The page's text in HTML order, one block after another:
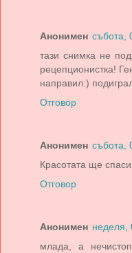
Анонимен събота,
тази снимка не
рецепционистка!
направил:)
Отговор
Анонимен събота,
Красотата ще спаси
Отговор
Анонимен неделя,
млада, а